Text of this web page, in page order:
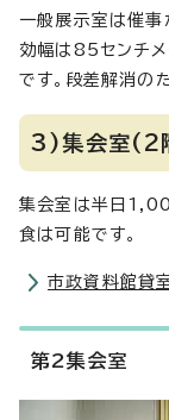
一般展示室は催事
効幅は85センチメ
です。段差解消の
3)集会室(2
集会室は半日
食は可能です。
市政資料館貸
第2集会室